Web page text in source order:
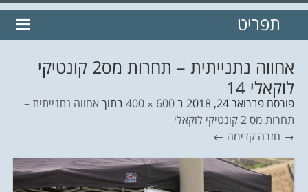
// הצטרף לרשימת תפוצה!
נשמח
תפריט
אחווה נתנייתית – תחרות מס2 קונטיקי
לוקאלי 14
פורסם פברואר 24, 2018 ב600 × 400 בתוךאחווה נתנייתית –
תחרות מס 2 קונטיקי לוקאלי
→ חזרה קדימה ←